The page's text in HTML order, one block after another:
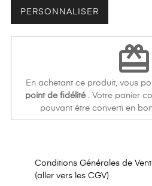
PERSONNALISER
redeem
En achetant ce produit, vous
point de fidélité. Votre panier
pouvant être converti en
Conditions Générales de
(aller vers les CGV)